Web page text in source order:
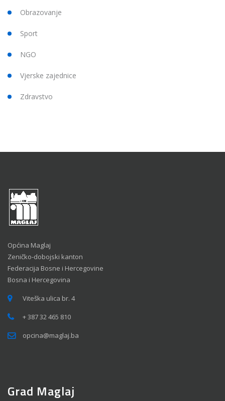
Obrazovanje
Sport
NGO
Vjerske zajednice
Zdravstvo
Općina Maglaj
Zeničko-dobojski kanton
Federacija Bosne i Hercegovine
Bosna i Hercegovina
Viteška ulica br. 4
+ 387 32 465 810
opcina@maglaj.ba
Grad Maglaj